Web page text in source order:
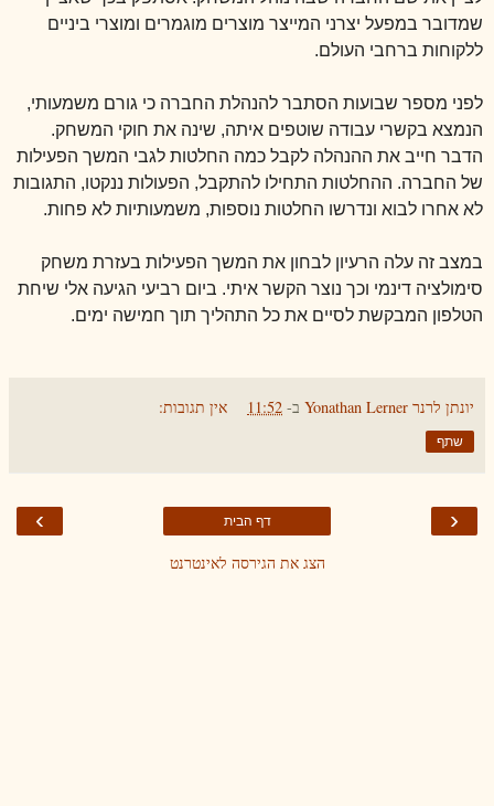
שמדובר במפעל יצרני המייצר מוצרים מוגמרים ומוצרי ביניים
ללקוחות ברחבי העולם.
לפני מספר שבועות הסתבר להנהלת החברה כי גורם משמעותי,
הנמצא בקשרי עבודה שוטפים איתה, שינה את חוקי המשחק.
הדבר חייב את ההנהלה לקבל כמה החלטות לגבי המשך הפעילות
של החברה. ההחלטות התחילו להתקבל, הפעולות ננקטו, התגובות
לא אחרו לבוא ונדרשו החלטות נוספות, משמעותיות לא פחות.
במצב זה עלה הרעיון לבחון את המשך הפעילות בעזרת משחק
סימולציה דינמי וכך נוצר הקשר איתי. ביום רביעי הגיעה אלי שיחת
הטלפון המבקשת לסיים את כל התהליך תוך חמישה ימים.
יונתן לרנר Yonathan Lerner ב- 11:52 אין תגובות:
שתף
‹
› דף הבית
הצג את הגירסה לאינטרנט